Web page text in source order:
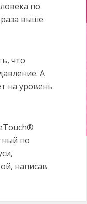
по
выше
что
А
на уровень
по
написав